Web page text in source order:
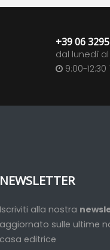
+39 06
dal lunedì
9:00-12:30
NEWSLETTER
Iscriviti alla nostra
aggiornato sulle ultime
casa editrice